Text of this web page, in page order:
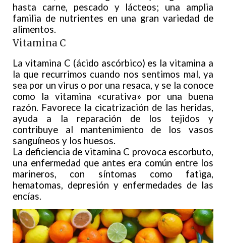
hasta carne, pescado y lácteos; una amplia
familia de nutrientes en una gran variedad de
alimentos.
Vitamina C
La vitamina C (ácido ascórbico) es la vitamina a
la que recurrimos cuando nos sentimos mal, ya
sea por un virus o por una resaca, y se la conoce
como la vitamina «curativa» por una buena
razón. Favorece la cicatrización de las heridas,
ayuda a la reparación de los tejidos y
contribuye al mantenimiento de los vasos
sanguíneos y los huesos.
La deficiencia de vitamina C provoca escorbuto,
una enfermedad que antes era común entre los
marineros, con síntomas como fatiga,
hematomas, depresión y enfermedades de las
encías.